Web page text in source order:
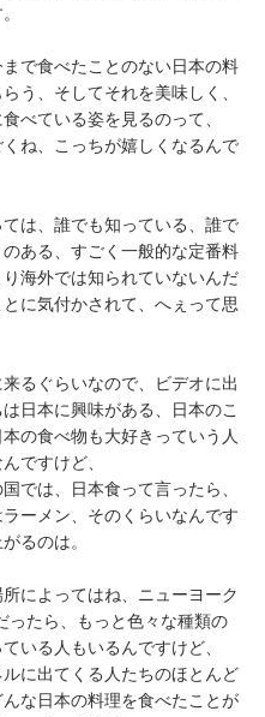
で食べたことのない日本の料
う、そしてそれを美味しく、
べている姿を見るのって、
ね、こっちが嬉しくなるんで
ては、誰でも知っている、誰で
のある、すごく一般的な定番料
海外では知られていないんだ
に気付かされて、へぇって思
来るぐらいなので、ビデオに出
日本に興味がある、日本のこ
の食べ物も大好きっていう人
ですけど、
では、日本食って言ったら、
ーメン、そのくらいなんです
るのは。
によってはね、ニューヨーク
ったら、もっと色々な種類の
いる人もいるんですけど、
に出てくる人たちのほとんど
な日本の料理を食べたことが